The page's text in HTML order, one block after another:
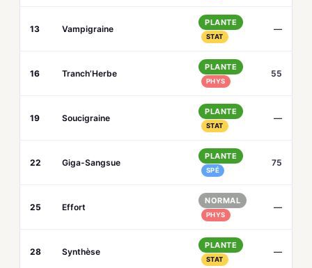
13 Vampigraine
PLANTE
STAT
—
16 Tranch’Herbe
PLANTE
PHYS
55
19 Soucigraine
PLANTE
STAT
—
22 Giga-Sangsue
PLANTE
SPÉ
75
25 Effort
NORMAL
PHYS
—
28 Synthèse
PLANTE
STAT
—